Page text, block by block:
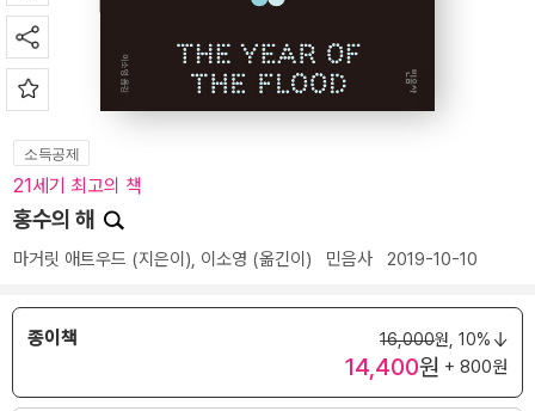
소득공제
21세기 최고의 책
홍수의 해
마거릿 애트우드 (지은이), 이소영 (옮긴이) 민음사 2019-10-10
종이책 16,000원, 10%
14,400원 + 800원